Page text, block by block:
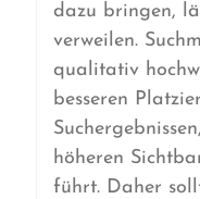
dazu bringen,
verweilen.
qualitativ
besseren
höheren
führt. Daher